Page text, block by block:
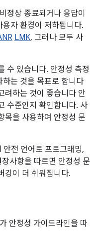
정상 종료되거나 응답이
자 환경이 저하됩니다.
LMK, 그러나 모두 사
수 있습니다. 안정성 측정
는 것을 목표로 합니다
려하는 것이 좋습니다 안
수준인지 확인합니다. 사
목을 사용하여 안정성 문
안전 언어로 프로그래밍,
사항을 따르면 안정성 문
깅이 더 쉬워집니다.
안정성 가이드라인을 따